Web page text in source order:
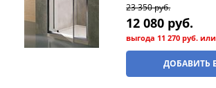
23 350 руб.
12 080 руб.
выгода 11 270 руб.
ДОБАВИТЬ